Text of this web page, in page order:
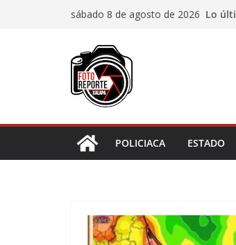
sábado 8 de agosto de 2026 Lo
POLICIACA ESTADO